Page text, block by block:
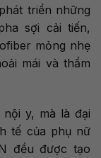
triển những
sợi cải tiến,
mỏng nhẹ
mái và thẩm
nội y, mà là đại
tế của phụ nữ
đều được tạo